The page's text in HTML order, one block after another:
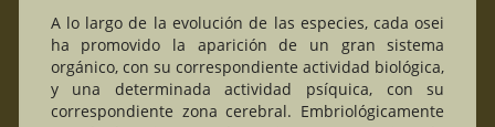
A lo largo de la evolución de las especies, cada osei
ha promovido la aparición de un gran sistema
orgánico, con su correspondiente actividad biológica,
y una determinada actividad psíquica, con su
correspondiente zona cerebral. Embriológicamente